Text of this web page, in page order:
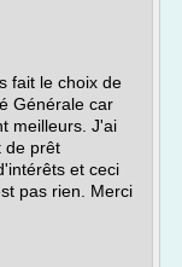
fait le choix de
Générale car
meilleurs. J'ai
de prêt
et ceci
pas rien. Merci